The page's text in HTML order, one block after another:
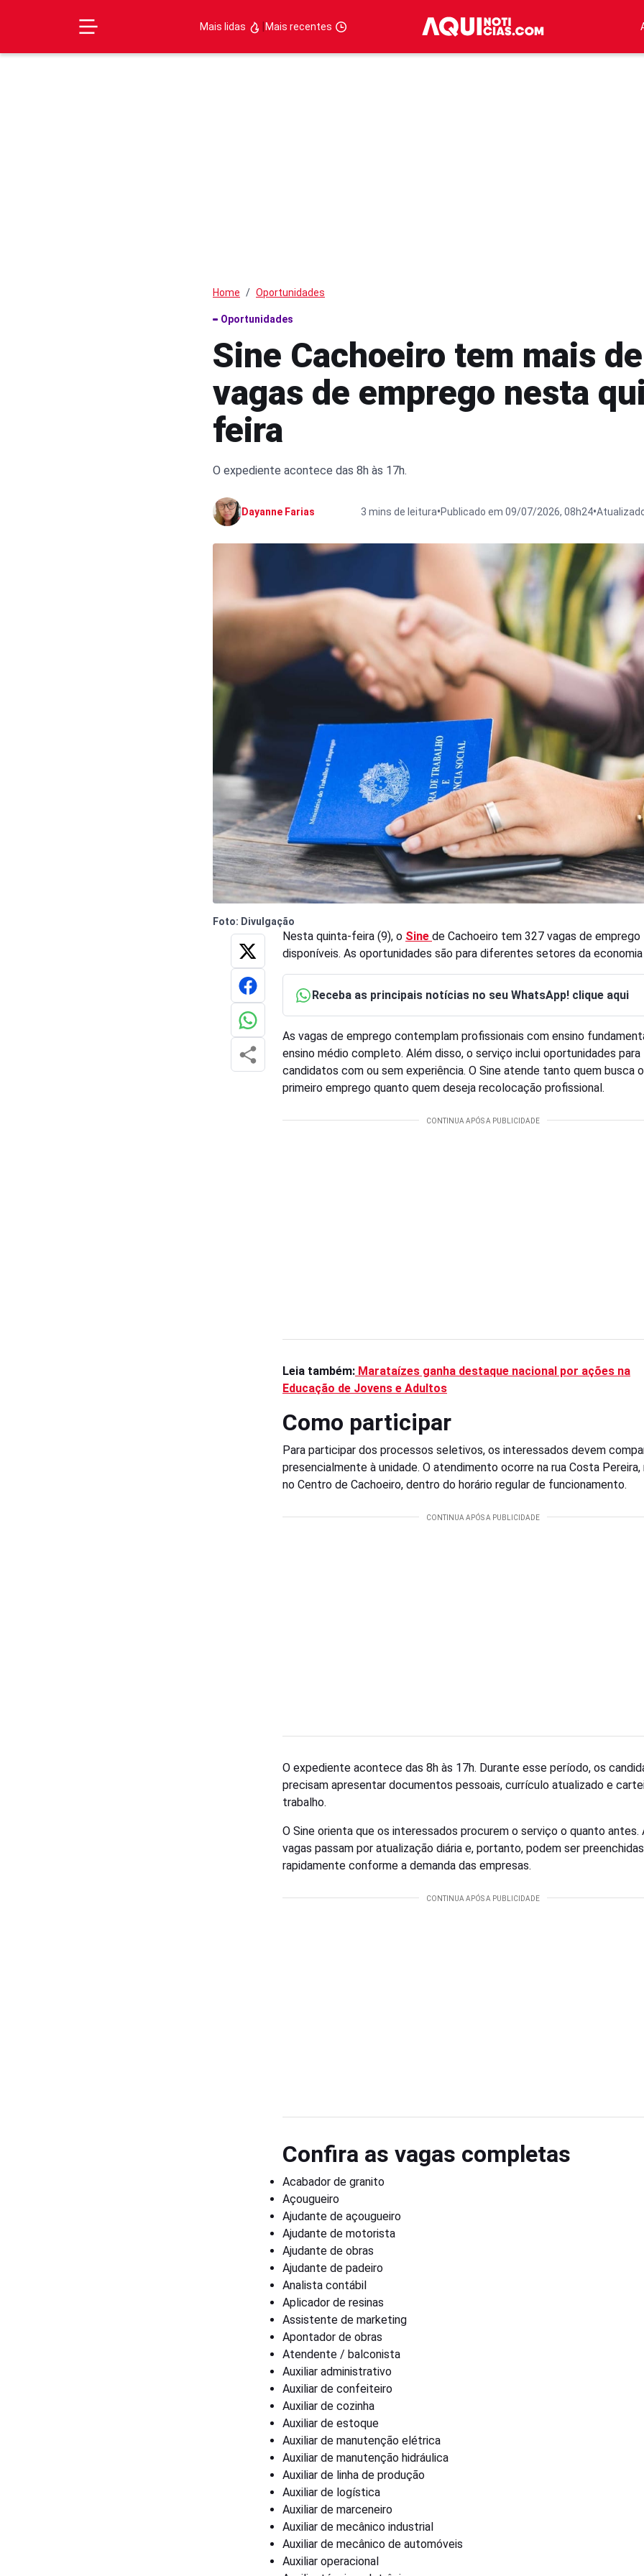
Mais lidas |Mais recentes
Home Oportunidades
Oportunidades
Sine Cachoeiro tem mais
vagas de emprego nesta
feira
O expediente acontece das 8h às 17h.
Dayanne Farias 3 mins de leitura•Publicado em 09/07/2026, 08h24•
Foto: Divulgação
Nesta quinta-feira (9), o Sine de Cachoeiro tem 327 vagas de emprego
disponíveis. As oportunidades são para diferentes setores da
Receba as principais notícias no seu WhatsApp! clique aqui
As vagas de emprego contemplam profissionais com ensino
ensino médio completo. Além disso, o serviço inclui oportunidades para
candidatos com ou sem experiência. O Sine atende tanto quem busca o
primeiro emprego quanto quem deseja recolocação profissional.
Leia também: Marataízes ganha destaque nacional por ações na
Educação de Jovens e Adultos
Como participar
Para participar dos processos seletivos, os interessados devem
presencialmente à unidade. O atendimento ocorre na rua Costa Pereira,
no Centro de Cachoeiro, dentro do horário regular de funcionamento.
O expediente acontece das 8h às 17h. Durante esse período, os
precisam apresentar documentos pessoais, currículo atualizado e
trabalho.
O Sine orienta que os interessados procurem o serviço o quanto antes.
vagas passam por atualização diária e, portanto, podem ser preenchidas
rapidamente conforme a demanda das empresas.
Confira as vagas completas
Acabador de granito
Açougueiro
Ajudante de açougueiro
Ajudante de motorista
Ajudante de obras
Ajudante de padeiro
Analista contábil
Aplicador de resinas
Assistente de marketing
Apontador de obras
Atendente / balconista
Auxiliar administrativo
Auxiliar de confeiteiro
Auxiliar de cozinha
Auxiliar de estoque
Auxiliar de manutenção elétrica
Auxiliar de manutenção hidráulica
Auxiliar de linha de produção
Auxiliar de logística
Auxiliar de marceneiro
Auxiliar de mecânico industrial
Auxiliar de mecânico de automóveis
Auxiliar operacional